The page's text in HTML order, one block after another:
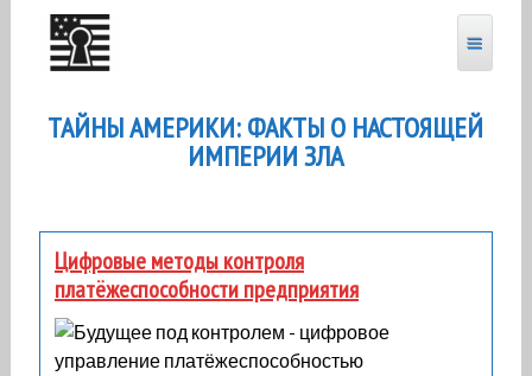
Перейти
содержанию
ТАЙНЫ АМЕРИКИ: ФАКТЫ О НАСТОЯЩЕЙ
ИМПЕРИИ ЗЛА
Цифровые методы контроля
платёжеспособности предприятия